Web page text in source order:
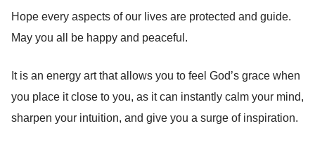
Hope every aspects of our lives are protected and guide.
May you all be happy and peaceful.
It is an energy art that allows you to feel God’s grace when
you place it close to you, as it can instantly calm your mind,
sharpen your intuition, and give you a surge of inspiration.